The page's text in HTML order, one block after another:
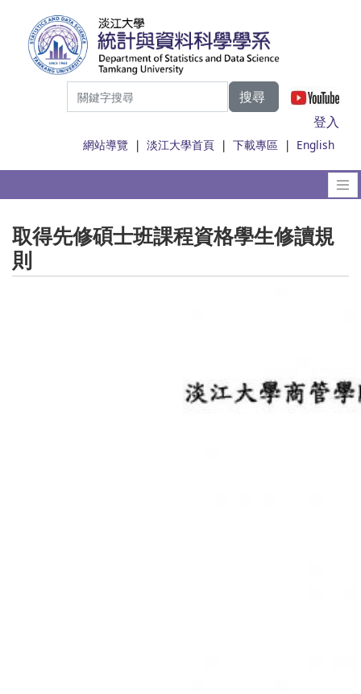
搜尋
登入
網站導覽 |淡江大學首頁 |下載專區 | English
取得先修碩士班課程資格學生修讀規
則